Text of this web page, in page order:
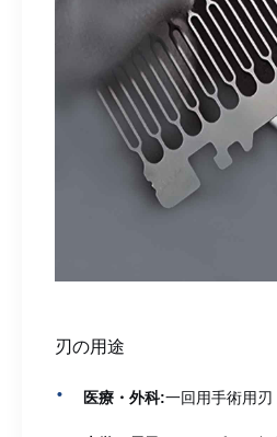
刃の用途
医療・外科:一回用手術用